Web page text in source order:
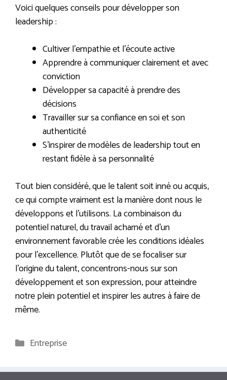
Voici quelques conseils pour développer son
leadership :
Cultiver l’empathie et l’écoute active
Apprendre à communiquer clairement et avec
conviction
Développer sa capacité à prendre des
décisions
Travailler sur sa confiance en soi et son
authenticité
S’inspirer de modèles de leadership tout en
restant fidèle à sa personnalité
Tout bien considéré, que le talent soit inné ou acquis,
ce qui compte vraiment est la manière dont nous le
développons et l’utilisons. La combinaison du
potentiel naturel, du travail acharné et d’un
environnement favorable crée les conditions idéales
pour l’excellence. Plutôt que de se focaliser sur
l’origine du talent, concentrons-nous sur son
développement et son expression, pour atteindre
notre plein potentiel et inspirer les autres à faire de
même.
Catégories
Entreprise